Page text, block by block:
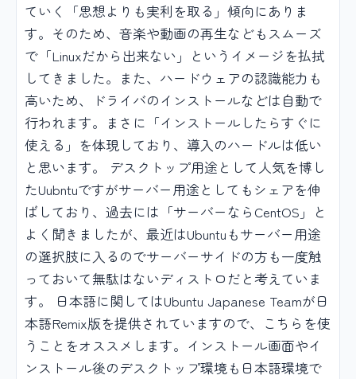
ていく「思想よりも実利を取る」傾向にありま
す。そのため、音楽や動画の再生などもスムーズ
で「Linuxだから出来ない」というイメージを払拭
してきました。また、ハードウェアの認識能力も
高いため、ドライバのインストールなどは自動で
行われます。まさに「インストールしたらすぐに
使える」を体現しており、導入のハードルは低い
と思います。 デスクトップ用途として人気を博し
たUubntuですがサーバー用途としてもシェアを伸
ばしており、過去には「サーバーならCentOS」と
よく聞きましたが、最近はUbuntuもサーバー用途
の選択肢に入るのでサーバーサイドの方も一度触
っておいて無駄はないディストロだと考えていま
す。 日本語に関してはUbuntu Japanese Teamが日
本語Remix版を提供されていますので、こちらを使
うことをオススメします。インストール画面やイ
ンストール後のデスクトップ環境も日本語環境で